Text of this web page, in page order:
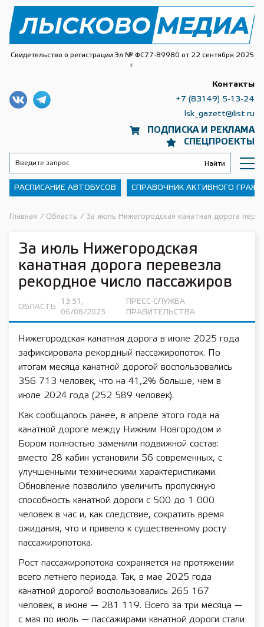
Свидетельство о регистрации Эл № ФС77-89980 от 22 сентября 2025
г.
ПОДПИСКА И РЕКЛАМА
СПЕЦПРОЕКТЫ
Контакты
+7 (83149) 5-13-24
lsk_gazett@list.ru
РАСПИСАНИЕ АВТОБУСОВ СПРАВОЧНИК АКТИВНОГО
Главная / Область / За июль Нижегородская канатная дорога
За июль Нижегородская
канатная дорога перевезла
рекордное число пассажиров
ОБЛАСТЬ
13:51,
06/08/2025
ПРЕСС-СЛУЖБА
ПРАВИТЕЛЬСТВА
Нижегородская канатная дорога в июле 2025 года
зафиксировала рекордный пассажиропоток. По
итогам месяца канатной дорогой воспользовались
356 713 человек, что на 41,2% больше, чем в
июле 2024 года (252 589 человек).
Как сообщалось ранее, в апреле этого года на
канатной дороге между Нижним Новгородом и
Бором полностью заменили подвижной состав:
вместо 28 кабин установили 56 современных, с
улучшенными техническими характеристиками.
Обновление позволило увеличить пропускную
способность канатной дороги с 500 до 1 000
человек в час и, как следствие, сократить время
ожидания, что и привело к существенному росту
пассажиропотока.
Рост пассажиропотока сохраняется на протяжении
всего летнего периода. Так, в мае 2025 года
канатной дорогой воспользовались 265 167
человек, в июне — 281 119. Всего за три месяца —
с мая по июль — пассажирами канатной дороги стали